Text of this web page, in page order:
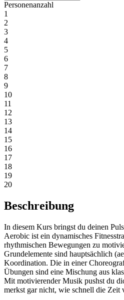
Personenanzahl
1
2
3
4
5
6
7
8
9
10
11
12
13
14
15
16
17
18
19
20
Beschreibung
In diesem Kurs bringst du deinen
Aerobic ist ein dynamisches
rhythmischen Bewegungen zu
Grundelemente sind hauptsächlich
Koordination. Die in einer
Übungen sind eine Mischung aus
Mit motivierender Musik pushst du
merkst gar nicht, wie schnell die Zeit